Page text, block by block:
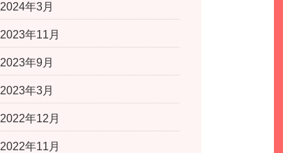
2024年3月
2023年11月
2023年9月
2023年3月
2022年12月
2022年11月